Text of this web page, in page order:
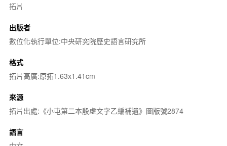
拓片
出版者
數位化執行單位:中央研究院歷史語言研究所
格式
拓片高廣:原拓1.63x1.41cm
來源
拓片出處:《小屯第二本殷虛文字乙編補遺》圖版號2874
語言